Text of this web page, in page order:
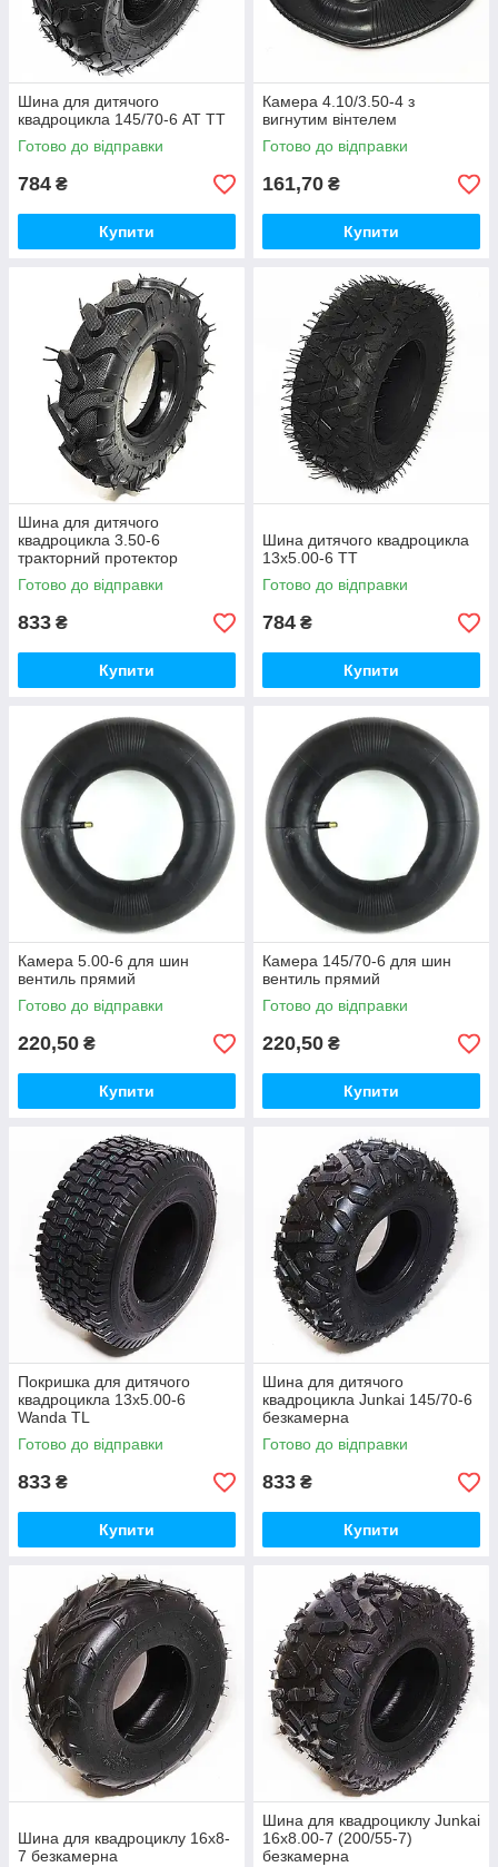
Шина для дитячого
квадроцикла 145/70-6 AT TT
Готово до відправки
784 ₴
Купити
Камера 4.10/3.50-4 з
вигнутим вінтелем
Готово до відправки
161,70 ₴
Купити
Шина для дитячого
квадроцикла 3.50-6
тракторний протектор
Готово до відправки
833 ₴
Купити
Шина дитячого квадроцикла
13х5.00-6 TT
Готово до відправки
784 ₴
Купити
Камера 5.00-6 для шин
вентиль прямий
Готово до відправки
220,50 ₴
Купити
Камера 145/70-6 для шин
вентиль прямий
Готово до відправки
220,50 ₴
Купити
Покришка для дитячого
квадроцикла 13х5.00-6
Wanda TL
Готово до відправки
833 ₴
Купити
Шина для дитячого
квадроцикла Junkai 145/70-6
безкамерна
Готово до відправки
833 ₴
Купити
Шина для квадроциклу 16х8-
7 безкамерна
Шина для квадроциклу Junkai
16х8.00-7 (200/55-7)
безкамерна